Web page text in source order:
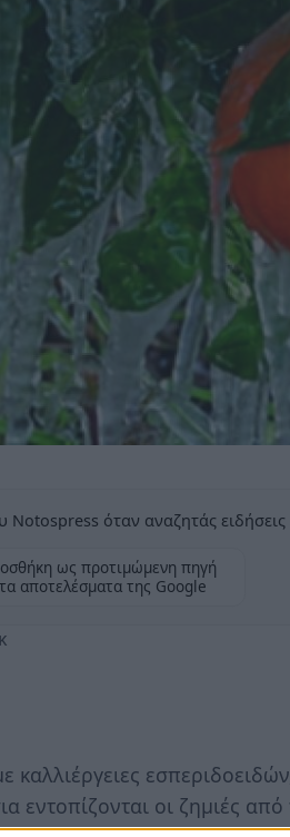
Notospress όταν αναζητάς
ως προτιμώμενη πηγή
αποτελέσματα της Google
εντοπίζονται οι ζημιές